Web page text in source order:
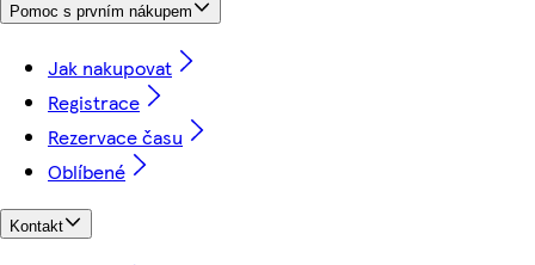
Pomoc s prvním nákupem
Jak nakupovat
Registrace
Rezervace času
Oblíbené
Kontakt